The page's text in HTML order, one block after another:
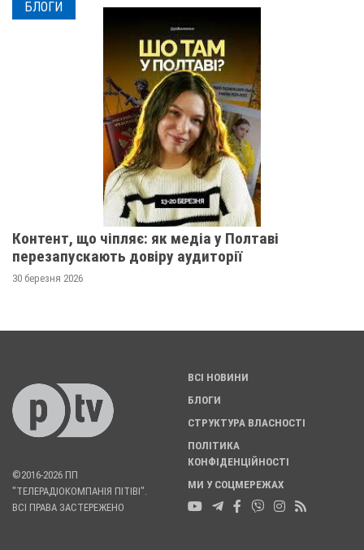
БЛОГИ
Контент, що чіпляє: як медіа у Полтаві
перезапускають довіру аудиторії
30 березня 2026
©2016-2026 ПП
"ТЕЛЕРАДІОКОМПАНІЯ ПІТІВІ".
ВСІ ПРАВА ЗАСТЕРЕЖЕНО
ВСІ НОВИНИ
БЛОГИ
СТРУКТУРА ВЛАСНОСТІ
ПОЛІТИКА
КОНФІДЕНЦІЙНОСТІ
МИ У СОЦМЕРЕЖАХ